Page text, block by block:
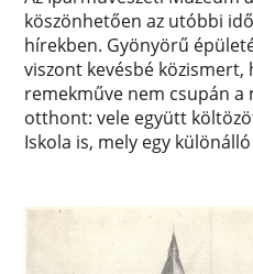
köszönhetően az utóbbi
hírekben. Gyönyörű
viszont kevésbé közismert,
remekműve nem csupán
otthont: vele együtt
Iskola is, mely egy